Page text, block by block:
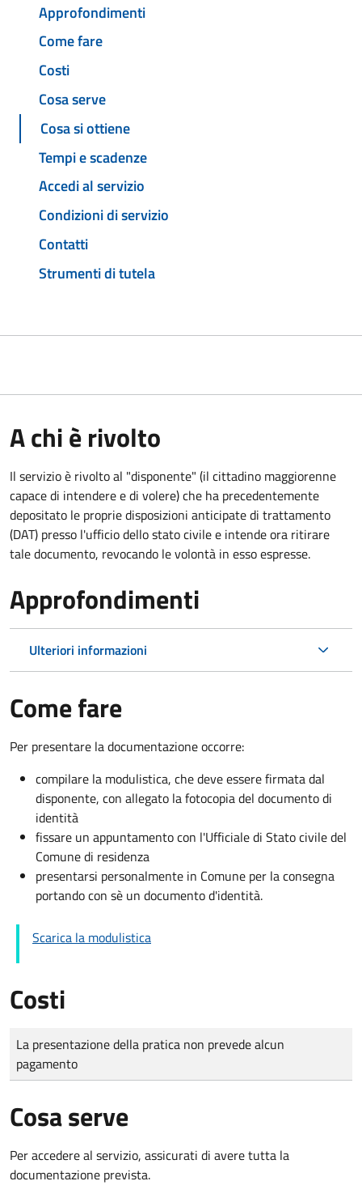
Approfondimenti
Come fare
Costi
Cosa serve
Cosa si ottiene
Tempi e scadenze
Accedi al servizio
Condizioni di servizio
Contatti
Strumenti di tutela
A chi è rivolto
Il servizio è rivolto al "disponente" (il cittadino maggiorenne
capace di intendere e di volere) che ha precedentemente
depositato le proprie disposizioni anticipate di trattamento
(DAT) presso l'ufficio dello stato civile e intende ora ritirare
tale documento, revocando le volontà in esso espresse.
Approfondimenti
Ulteriori informazioni
Come fare
Per presentare la documentazione occorre:
compilare la modulistica, che deve essere firmata dal
disponente, con allegato la fotocopia del documento di
identità
fissare un appuntamento con l'Ufficiale di Stato civile del
Comune di residenza
presentarsi personalmente in Comune per la consegna
portando con sè un documento d'identità.
Scarica la modulistica
Costi
Tipo di pagamento
Importo
La presentazione della pratica non prevede alcun
pagamento
Cosa serve
Per accedere al servizio, assicurati di avere tutta la
documentazione prevista.